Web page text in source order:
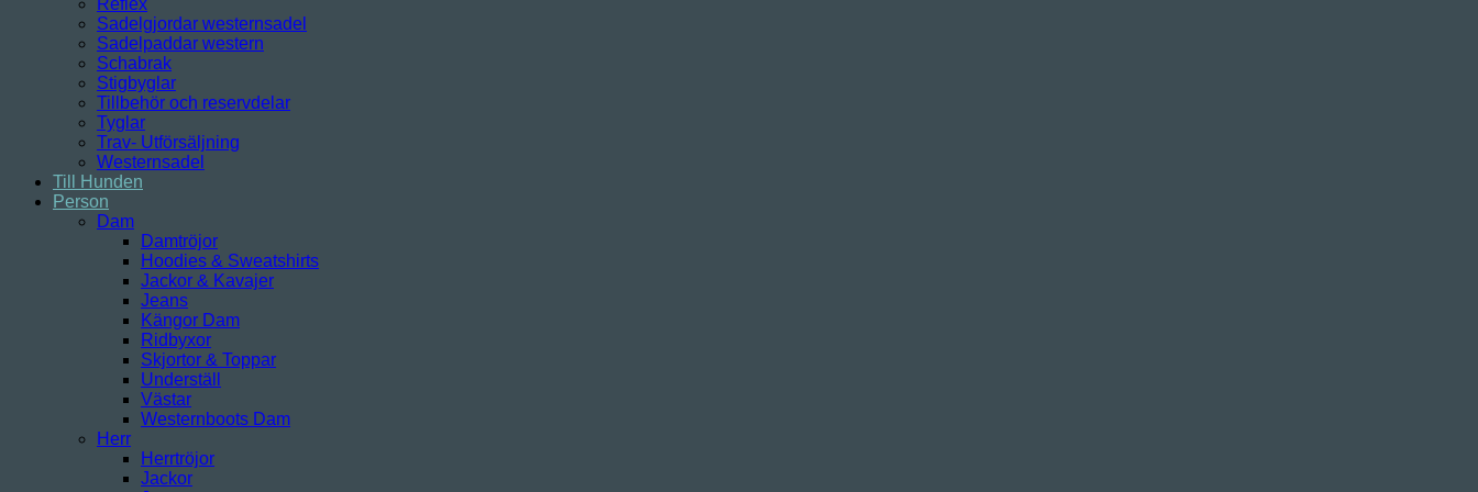
Reflex
Sadelgjordar westernsadel
Sadelpaddar western
Schabrak
Stigbyglar
Tillbehör och reservdelar
Tyglar
Trav- Utförsäljning
Westernsadel
Till Hunden
Person
Dam
Damtröjor
Hoodies & Sweatshirts
Jackor & Kavajer
Jeans
Kängor Dam
Ridbyxor
Skjortor & Toppar
Underställ
Västar
Westernboots Dam
Herr
Herrtröjor
Jackor